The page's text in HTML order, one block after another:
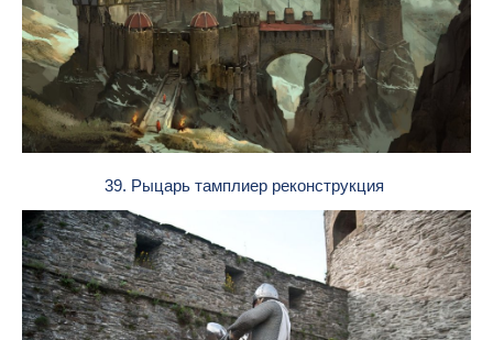
39. Рыцарь тамплиер реконструкция